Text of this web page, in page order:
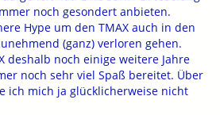
noch gesondert anbieten.
Hype um den TMAX auch in den
(ganz) verloren gehen.
deshalb noch einige weitere Jahre
noch sehr viel Spaß bereitet. Über
ich mich ja glücklicherweise nicht